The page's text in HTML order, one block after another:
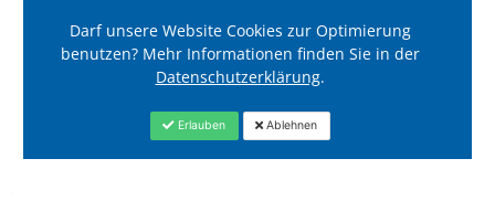
Darf unsere Website Cookies zur Optimierung
benutzen? Mehr Informationen finden Sie in der
Datenschutzerklärung.
Erlauben Ablehnen